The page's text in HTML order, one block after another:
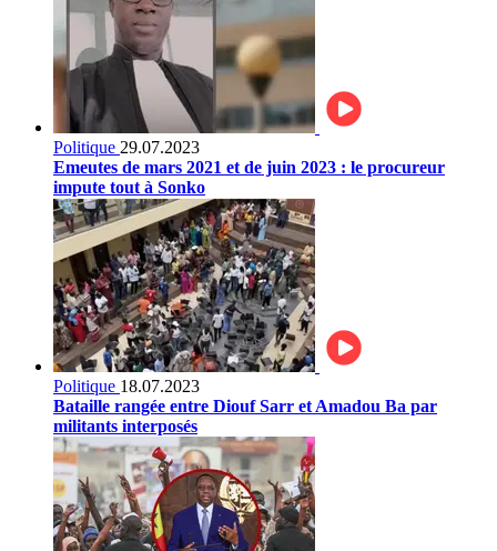
Politique 29.07.2023
Emeutes de mars 2021 et de juin 2023 : le procureur
impute tout à Sonko
Politique 18.07.2023
Bataille rangée entre Diouf Sarr et Amadou Ba par
militants interposés